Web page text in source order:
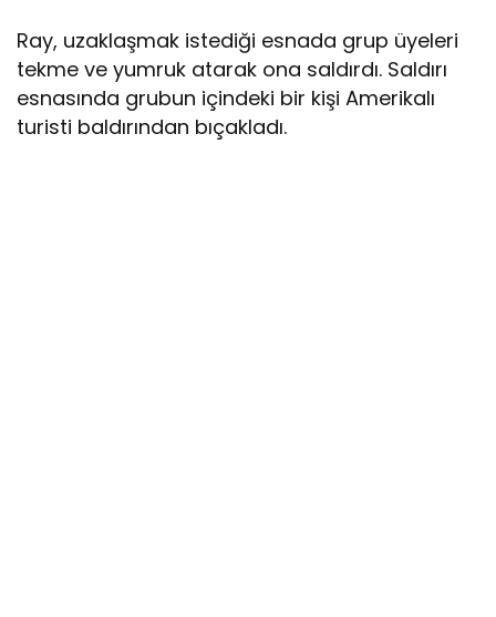
Ray, uzaklaşmak istediği esnada grup üyeleri
tekme ve yumruk atarak ona saldırdı. Saldırı
esnasında grubun içindeki bir kişi Amerikalı
turisti baldırından bıçakladı.